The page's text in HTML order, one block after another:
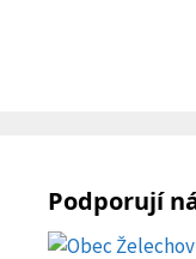
Podporují